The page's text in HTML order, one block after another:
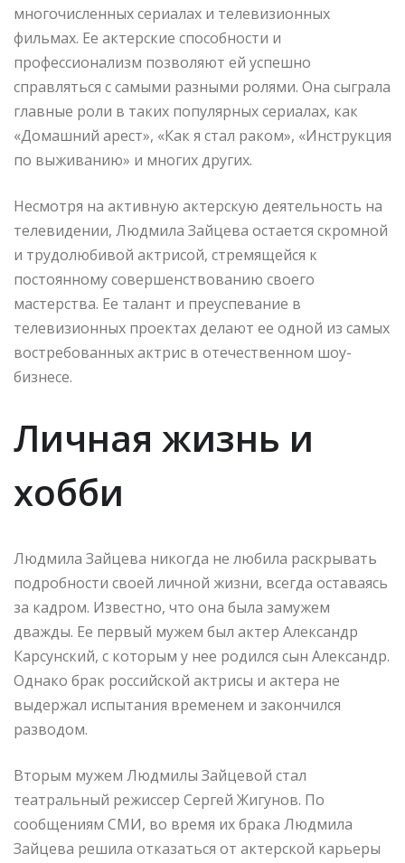
многочисленных сериалах и телевизионных
фильмах. Ее актерские способности и
профессионализм позволяют ей успешно
справляться с самыми разными ролями. Она сыграла
главные роли в таких популярных сериалах, как
«Домашний арест», «Как я стал раком», «Инструкция
по выживанию» и многих других.
Несмотря на активную актерскую деятельность на
телевидении, Людмила Зайцева остается скромной
и трудолюбивой актрисой, стремящейся к
постоянному совершенствованию своего
мастерства. Ее талант и преуспевание в
телевизионных проектах делают ее одной из самых
востребованных актрис в отечественном шоу-
бизнесе.
Личная жизнь и
хобби
Людмила Зайцева никогда не любила раскрывать
подробности своей личной жизни, всегда оставаясь
за кадром. Известно, что она была замужем
дважды. Ее первый мужем был актер Александр
Карсунский, с которым у нее родился сын Александр.
Однако брак российской актрисы и актера не
выдержал испытания временем и закончился
разводом.
Вторым мужем Людмилы Зайцевой стал
театральный режиссер Сергей Жигунов. По
сообщениям СМИ, во время их брака Людмила
Зайцева решила отказаться от актерской карьеры